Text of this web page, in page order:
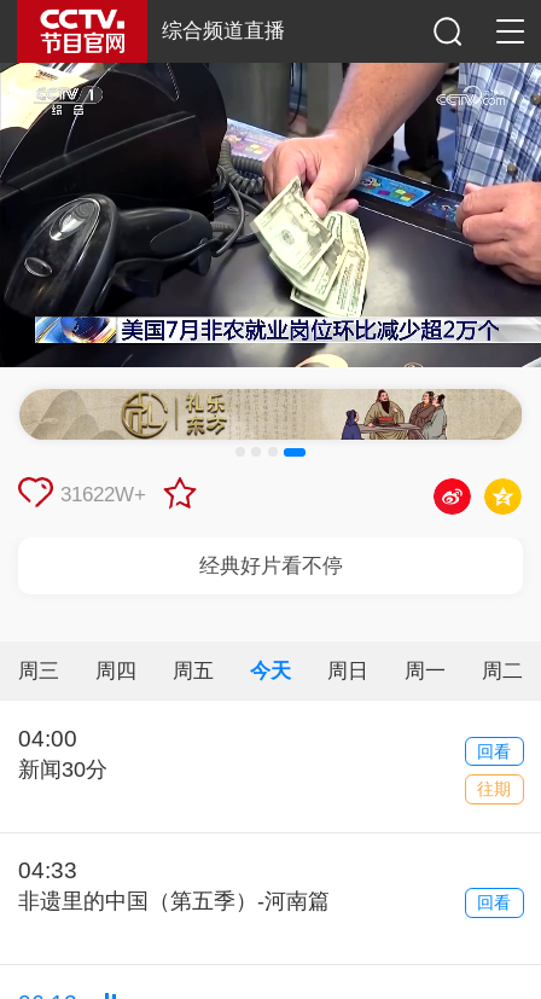
综合频道直播
31622W+
周三 周四 周五 今天 周日 周一 周二
04:00
新闻30分
回看
往期
04:33
非遗里的中国（第五季）-河南篇 回看